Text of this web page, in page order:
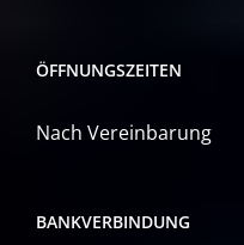
ÖFFNUNGSZEITEN
Nach Vereinbarung
BANKVERBINDUNG